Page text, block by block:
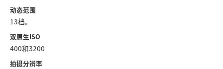
South Africa
Spain
动态范围
13档。
双原生ISO
400和3200
拍摄分辨率